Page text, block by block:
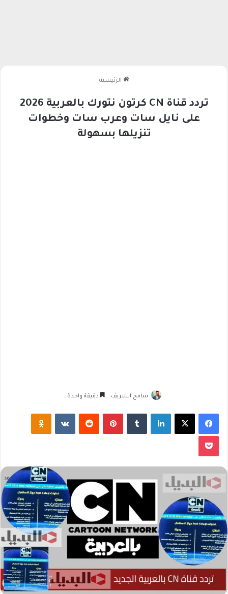
الرئيسية
تردد قناة CN كرتون نتورك بالعربية 2026
على نايل سات وعرب سات وخطوات
تنزيلها بسهولة
سامح الشريف دقيقة واحدة
فيسبوك لينكدإن بينتيريست